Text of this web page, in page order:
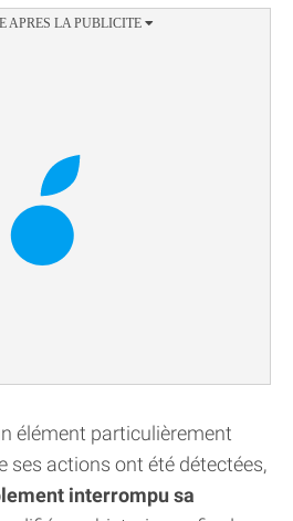
élément particulièrement
ses actions ont été détectées,
interrompu sa